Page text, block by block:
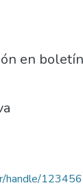
en boletín
handle/